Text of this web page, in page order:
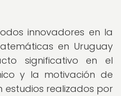
innovadores en la
en Uruguay
significativo en el
y la motivación de
estudios realizados por